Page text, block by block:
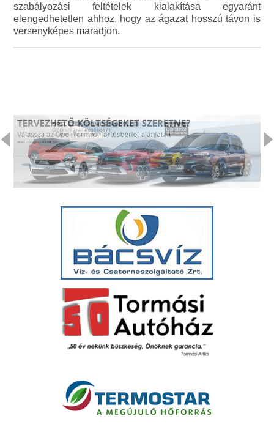
szabályozási feltételek kialakítása egyaránt
elengedhetetlen ahhoz, hogy az ágazat hosszú távon is
versenyképes maradjon.